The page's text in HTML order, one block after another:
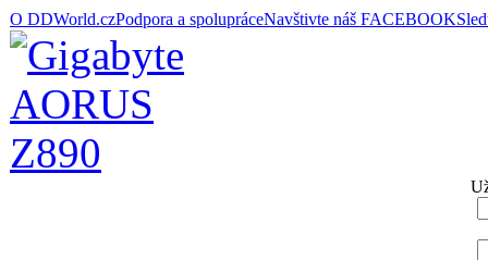
O DDWorld.czPodpora a spolupráceNavštivte náš FACEBOOK